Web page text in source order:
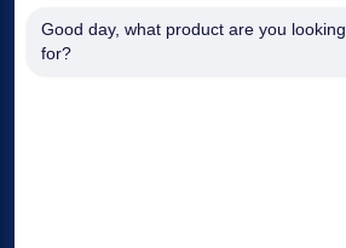
Good day, what product are you looking
for?